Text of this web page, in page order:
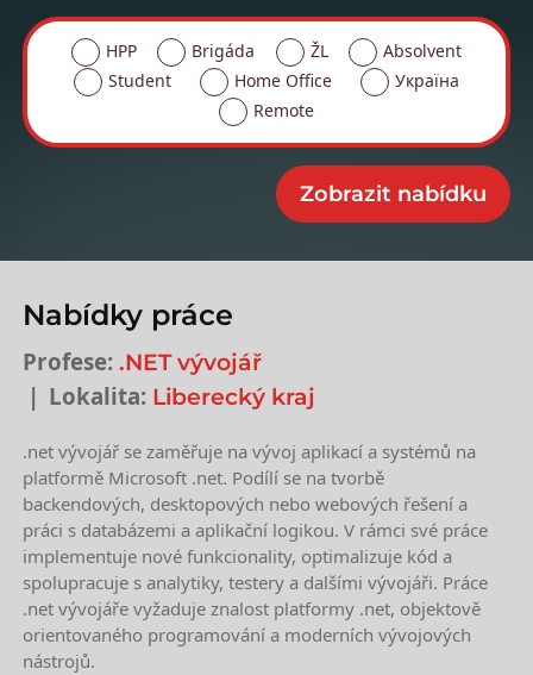
HPP Brigáda ŽL
Absolvent
Student
Home Office
Україна
Remote
Nabídky práce
Profese: .NET vývojář
Lokalita: Liberecký kraj
.net vývojář se zaměřuje na vývoj aplikací a systémů na
platformě Microsoft .net. Podílí se na tvorbě
backendových, desktopových nebo webových řešení a
práci s databázemi a aplikační logikou. V rámci své práce
implementuje nové funkcionality, optimalizuje kód a
spolupracuje s analytiky, testery a dalšími vývojáři. Práce
.net vývojáře vyžaduje znalost platformy .net, objektově
orientovaného programování a moderních vývojových
nástrojů.